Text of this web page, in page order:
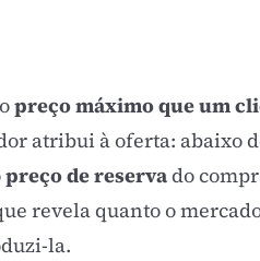
preço máximo que um
atribui à oferta: abaixo
preço de reservado
revela quanto o
la.